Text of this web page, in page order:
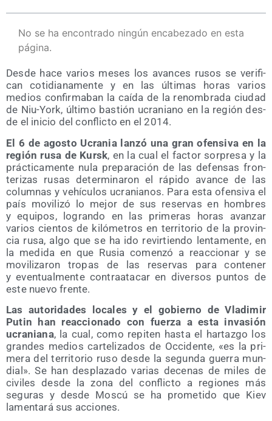
No se ha encontrado ningún encabezado en esta
página.
Des­de hace varios meses los avan­ces rusos se veri­fi­
can coti­dia­na­men­te y en las últi­mas horas varios
medios con­fir­ma­ban la caí­da de la renom­bra­da ciu­dad
de Niu-York, últi­mo bas­tión ucra­niano en la región des­
de el ini­cio del con­flic­to en el 2014.
El 6 de agos­to Ucra­nia lan­zó una gran ofen­si­va en la
región rusa de Kursk, en la cual el fac­tor sor­pre­sa y la
prác­ti­ca­men­te nula pre­pa­ra­ción de las defen­sas fron­
te­ri­zas rusas deter­mi­na­ron el rápi­do avan­ce de las
colum­nas y vehícu­los ucra­nia­nos. Para esta ofen­si­va el
país movi­li­zó lo mejor de sus reser­vas en hom­bres
y equi­pos, logran­do en las pri­me­ras horas avan­zar
varios cien­tos de kiló­me­tros en terri­to­rio de la pro­vin­
cia rusa, algo que se ha ido revir­tien­do len­ta­men­te, en
la medi­da en que Rusia comen­zó a reac­cio­nar y se
movi­li­za­ron tro­pas de las reser­vas para con­te­ner
y even­tual­men­te con­tra­ata­car en diver­sos pun­tos de
este nue­vo frente.
Las auto­ri­da­des loca­les y el gobierno de Vla­di­mir
Putin han reac­cio­na­do con fuer­za a esta inva­sión
ucra­nia­na, la cual, como repi­ten has­ta el har­taz­go los
gran­des medios car­te­li­za­dos de Occi­den­te, «es la pri­
me­ra del terri­to­rio ruso des­de la segun­da gue­rra mun­
dial». Se han des­pla­za­do varias dece­nas de miles de
civi­les des­de la zona del con­flic­to a regio­nes más
segu­ras y des­de Mos­cú se ha pro­me­ti­do que Kiev
lamen­ta­rá sus acciones.